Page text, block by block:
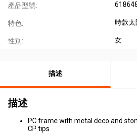
產品型號:
特色: 時款
性別: 女
描述
描述
PC frame with metal deco and
CP tips